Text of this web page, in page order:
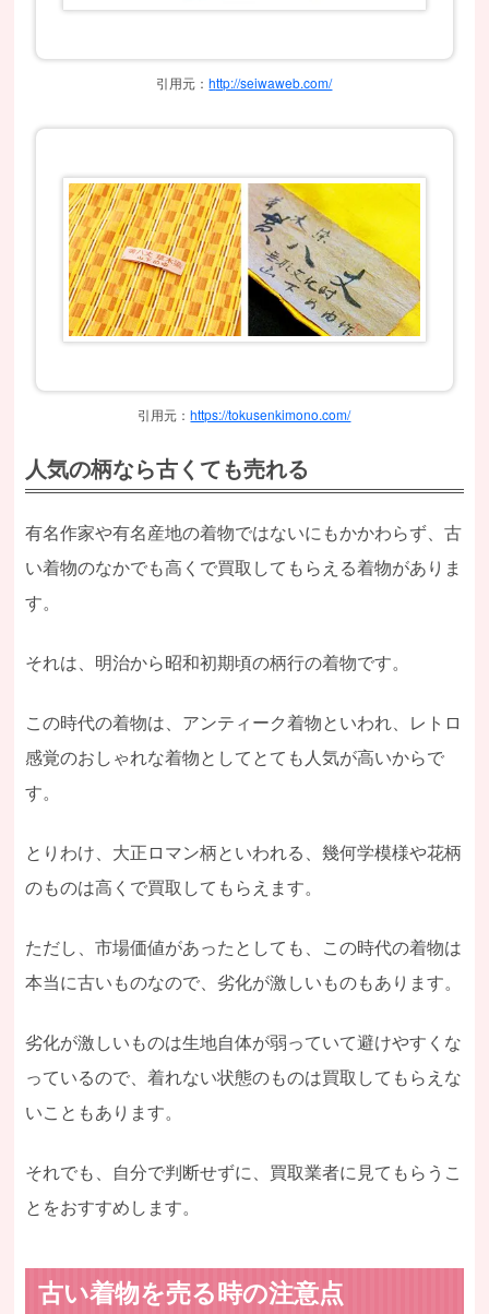
引用元：http://seiwaweb.com/
引用元：https://tokusenkimono.com/
人気の柄なら古くても売れる
有名作家や有名産地の着物ではないにもかかわらず、古
い着物のなかでも高くで買取してもらえる着物がありま
す。
それは、明治から昭和初期頃の柄行の着物です。
この時代の着物は、アンティーク着物といわれ、レトロ
感覚のおしゃれな着物としてとても人気が高いからで
す。
とりわけ、大正ロマン柄といわれる、幾何学模様や花柄
のものは高くで買取してもらえます。
ただし、市場価値があったとしても、この時代の着物は
本当に古いものなので、劣化が激しいものもあります。
劣化が激しいものは生地自体が弱っていて避けやすくな
っているので、着れない状態のものは買取してもらえな
いこともあります。
それでも、自分で判断せずに、買取業者に見てもらうこ
とをおすすめします。
古い着物を売る時の注意点